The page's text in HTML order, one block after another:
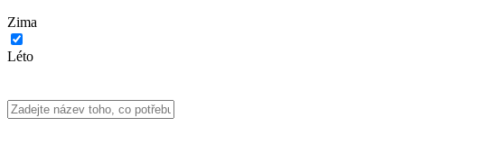
Zima
Léto